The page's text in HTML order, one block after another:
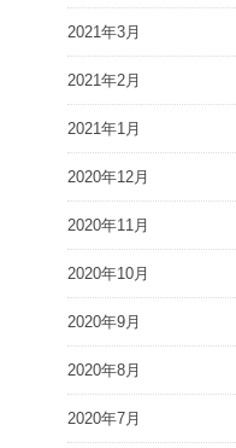
2021年3月
2021年2月
2021年1月
2020年12月
2020年11月
2020年10月
2020年9月
2020年8月
2020年7月